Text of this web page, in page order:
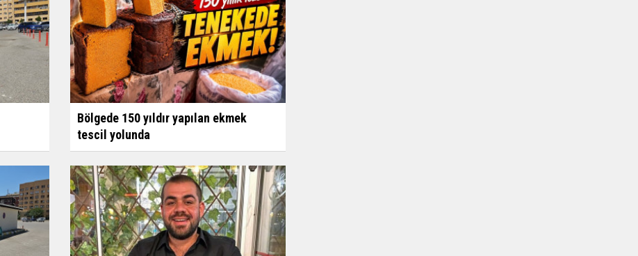
Bölgede 150 yıldır yapılan ekmek
tescil yolunda